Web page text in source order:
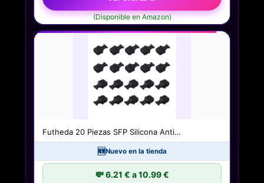
(Disponible en Amazon)
Futheda 20 Piezas SFP Silicona Anti…
🆕Nuevo en la tienda
💸 6.21 € a 10.99 €